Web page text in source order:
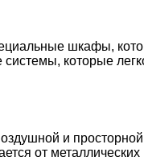
шкафы,
которые
и
от металлических